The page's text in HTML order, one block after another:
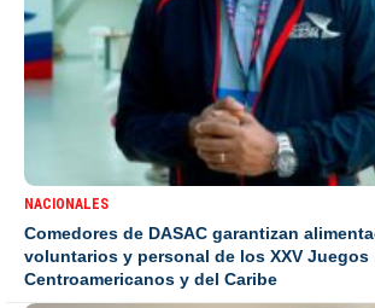
NACIONALES
Comedores de DASAC garantizan
voluntarios y personal de los XXV Juegos
Centroamericanos y del Caribe